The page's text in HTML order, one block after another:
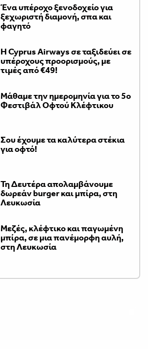
Ένα υπέροχο ξενοδοχείο για
ξεχωριστή διαμονή, σπα και
φαγητό
H Cyprus Airways σε ταξιδεύει σε
υπέροχους προορισμούς, με
τιμές από €49!
Μάθαμε την ημερομηνία για το 5ο
Φεστιβάλ Οφτού Κλέφτικου
Σου έχουμε τα καλύτερα στέκια
για οφτό!
Τη Δευτέρα απολαμβάνουμε
δωρεάν burger και μπίρα, στη
Λευκωσία
Μεζές, κλέφτικο και παγωμένη
μπίρα, σε μια πανέμορφη αυλή,
στη Λευκωσία